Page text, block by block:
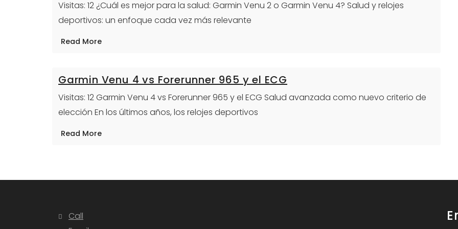
Visitas: 12 ¿Cuál es mejor para la salud: Garmin Venu 2 o Garmin Venu 4? Salud y relojes
deportivos: un enfoque cada vez más relevante
Read More
Garmin Venu 4 vs Forerunner 965 y el ECG
Visitas: 12 Garmin Venu 4 vs Forerunner 965 y el ECG Salud avanzada como nuevo criterio de
elección En los últimos años, los relojes deportivos
Read More
Call